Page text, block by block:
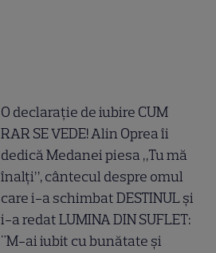
O declarație de iubire CUM
RAR SE VEDE! Alin Oprea îi
dedică Medanei piesa „Tu mă
înalți”, cântecul despre omul
care i-a schimbat DESTINUL și
i-a redat LUMINA DIN SUFLET:
"M-ai iubit cu bunătate și